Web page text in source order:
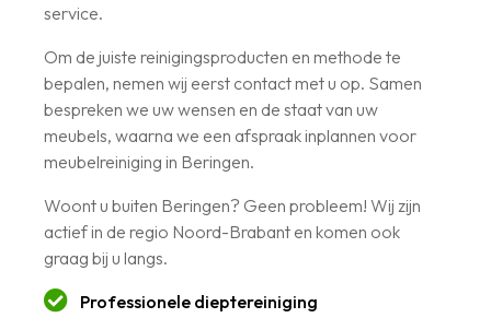
service.
Om de juiste reinigingsproducten en methode te
bepalen, nemen wij eerst contact met u op. Samen
bespreken we uw wensen en de staat van uw
meubels, waarna we een afspraak inplannen voor
meubelreiniging in Beringen.
Woont u buiten Beringen? Geen probleem! Wij zijn
actief in de regio Noord-Brabant en komen ook
graag bij u langs.
Professionele dieptereiniging